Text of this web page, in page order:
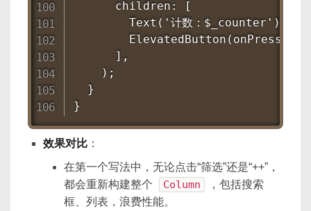
      children: [
        Text('计数：$_counter'),
ElevatedButton(onPressed:
      ],
    );
  }
}
效果对比 ：
在第一个写法中，无论点击“筛选”还是“++”，
都会重新构建整个
Column
，包括搜索
框、列表，浪费性能。